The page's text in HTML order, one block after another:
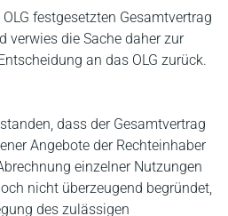
festgesetzten Gesamtvertrag
verwies die Sache daher zur
an das OLG zurück.
dass der Gesamtvertrag
Angebote der Rechteinhaber
einzelner Nutzungen
nicht überzeugend begründet,
des zulässigen